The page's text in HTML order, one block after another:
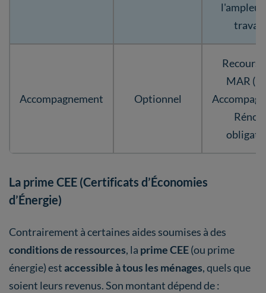
l'ampleur
Accompagnement Optionnel
Recours
MAR
La prime CEE (Certificats d’Économies
d’Énergie)
Contrairement à certaines aides soumises à des
conditions de ressources, la prime CEE(ou prime
énergie) estaccessible à tous les ménages, quels que
soient leurs revenus. Son montant dépend de :